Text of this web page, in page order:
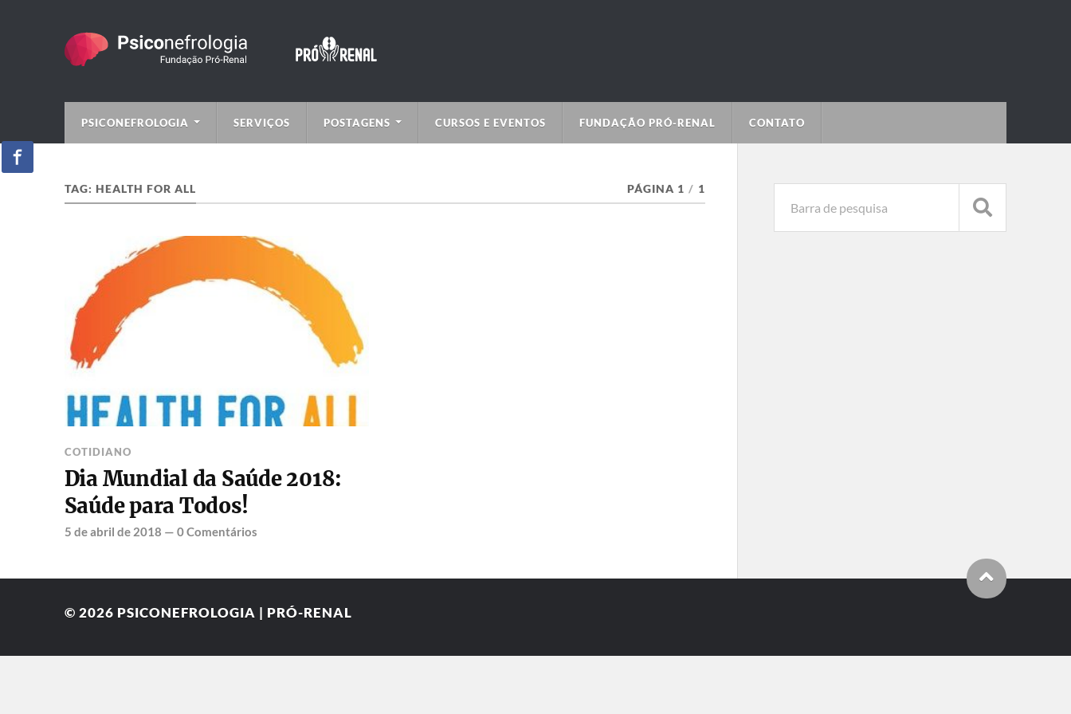
PSICONEFROLOGIA SERVIÇOS POSTAGENS CURSOS E EVENTOS FUNDAÇÃO PRÓ-RENAL CONTATO
TAG: HEALTH FOR ALL PÁGINA 1 / 1
COTIDIANO
Dia Mundial da Saúde 2018:
Saúde para Todos!
5 de abril de 2018 — 0 Comentários
© 2026 PSICONEFROLOGIA | PRÓ-RENAL